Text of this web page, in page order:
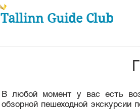
Tallinn Guide Club
В любой момент у вас есть
обзорной пешеходной экскурсии